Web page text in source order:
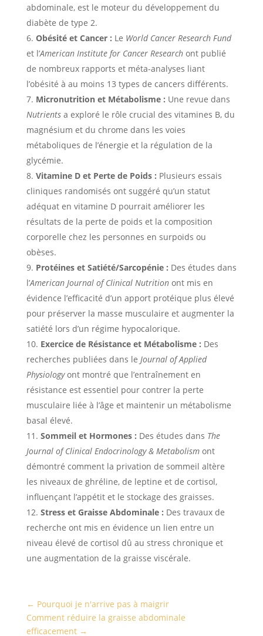
abdominale, est le moteur du développement du
diabète de type 2.
Obésité et Cancer : Le World Cancer Research Fund
et l’American Institute for Cancer Researchont publié
de nombreux rapports et méta-analyses liant
l’obésité à au moins 13 types de cancers différents.
Micronutrition et Métabolisme : Une revue dans
Nutrientsa exploré le rôle crucial des vitamines B, du
magnésium et du chrome dans les voies
métaboliques de l’énergie et la régulation de la
glycémie.
Vitamine D et Perte de Poids : Plusieurs essais
cliniques randomisés ont suggéré qu’un statut
adéquat en vitamine D pourrait améliorer les
résultats de la perte de poids et la composition
corporelle chez les personnes en surpoids ou
obèses.
Protéines et Satiété/Sarcopénie : Des études dans
l’American Journal of Clinical Nutritionont mis en
évidence l’efficacité d’un apport protéique plus élevé
pour préserver la masse musculaire et augmenter la
satiété lors d’un régime hypocalorique.
Exercice de Résistance et Métabolisme : Des
recherches publiées dans le Journal of Applied
Physiologyont montré que l’entraînement en
résistance est essentiel pour contrer la perte
musculaire liée à l’âge et maintenir un métabolisme
basal élevé.
Sommeil et Hormones : Des études dans The
Journal of Clinical Endocrinology & Metabolismont
démontré comment la privation de sommeil altère
les niveaux de ghréline, de leptine et de cortisol,
influençant l’appétit et le stockage des graisses.
Stress et Graisse Abdominale : Des travaux de
recherche ont mis en évidence un lien entre un
niveau élevé de cortisol dû au stress chronique et
une augmentation de la graisse viscérale.
← Pourquoi je n'arrive pas à maigrir
Comment réduire la graisse abdominale
efficacement→